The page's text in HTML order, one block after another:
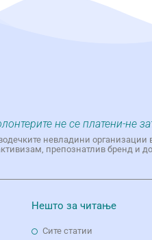
не се платени-не
невладини организации
препознатлив бренд и
Нешто за читање
Сите статии